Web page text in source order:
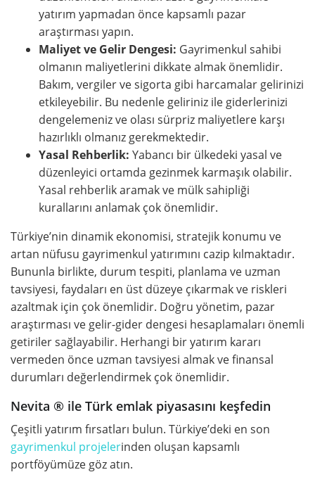
yatırım yapmadan önce kapsamlı pazar
araştırması yapın.
Maliyet ve Gelir Dengesi: Gayrimenkul sahibi
olmanın maliyetlerini dikkate almak önemlidir.
Bakım, vergiler ve sigorta gibi harcamalar gelirinizi
etkileyebilir. Bu nedenle geliriniz ile giderlerinizi
dengelemeniz ve olası sürpriz maliyetlere karşı
hazırlıklı olmanız gerekmektedir.
Yasal Rehberlik: Yabancı bir ülkedeki yasal ve
düzenleyici ortamda gezinmek karmaşık olabilir.
Yasal rehberlik aramak ve mülk sahipliği
kurallarını anlamak çok önemlidir.
Türkiye’nin dinamik ekonomisi, stratejik konumu ve
artan nüfusu gayrimenkul yatırımını cazip kılmaktadır.
Bununla birlikte, durum tespiti, planlama ve uzman
tavsiyesi, faydaları en üst düzeye çıkarmak ve riskleri
azaltmak için çok önemlidir. Doğru yönetim, pazar
araştırması ve gelir-gider dengesi hesaplamaları önemli
getiriler sağlayabilir. Herhangi bir yatırım kararı
vermeden önce uzman tavsiyesi almak ve finansal
durumları değerlendirmek çok önemlidir.
Nevita ® ile Türk emlak piyasasını keşfedin
Çeşitli yatırım fırsatları bulun. Türkiye’deki en son
gayrimenkul projelerinden oluşan kapsamlı
portföyümüze göz atın.